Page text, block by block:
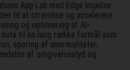
App Lab med Edge Impulse
til at strømline og accelerere
og optimering af AI-
til en lang række formål som
sporing af anormaliteter,
af omgivelseslyd og